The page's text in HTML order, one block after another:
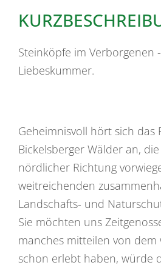
Steinköpfe im Verborgenen
Liebeskummer.
Geheimnisvoll hört sich das
Bickelsberger Wälder an,
nördlicher Richtung
weitreichenden
Landschafts- und
Sie möchten uns
manches mitteilen von dem
schon erlebt haben, würde